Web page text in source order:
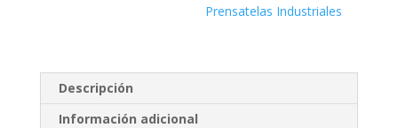
Prensatelas Industriales
Descripción
Información adicional